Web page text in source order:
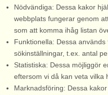
egen entré och egen
fina Hällestrand. Ta en
morgonpromenad ...
från 6.180 SEK
Nödvändiga: Dessa kakor
webbplats fungerar genom
som att komma ihåg listan
Funktionella: Dessa
sökinställningar, t.ex. antal
Statistiska: Dessa möjliggör
eftersom vi då kan veta vilka
Marknadsföring: Dessa